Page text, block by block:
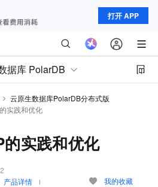
打开 APP
据库 PolarDB
云原生数据库PolarDB分布式版
实践和优化
实践和优化
产品详情 我的收藏